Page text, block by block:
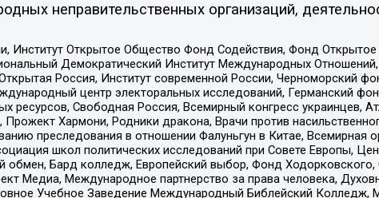
неправительственных организаций,
Институт Открытое Общество Фонд Содействия, Фонд
Демократический Институт Международных Отношений,
Россия, Институт современной России, Черноморский
центр электоральных исследований, Германский
Свободная Россия, Всемирный конгресс украинцев,
Хармони, Родники дракона, Врачи против
преследования в отношении Фалуньгун в Китае, Всемирная
школ политических исследований при Совете Европы,
обмен, Бард колледж, Европейский выбор, Фонд
Медиа, Международное партнерство за права человека,
Учебное Заведение Международный Библейский Колледж,